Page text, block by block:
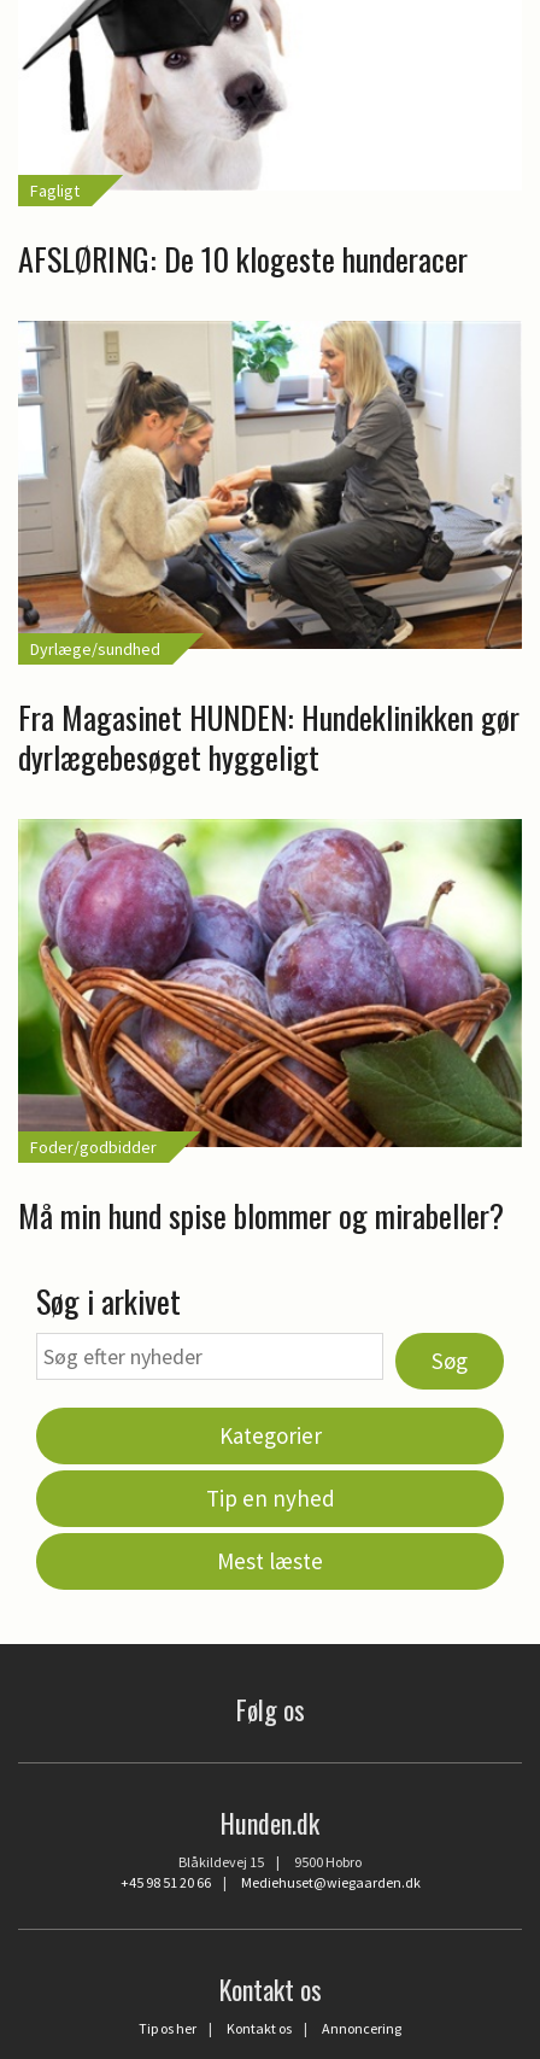
Fagligt
AFSLØRING: De 10 klogeste hunderacer
Dyrlæge/sundhed
Fra Magasinet HUNDEN: Hundeklinikken gør
dyrlægebesøget hyggeligt
Foder/godbidder
Må min hund spise blommer og mirabeller?
Søg i arkivet
Søg
Kategorier
Tip en nyhed
Mest læste
Følg os
Hunden.dk
Blåkildevej 15 | 9500 Hobro
+45 98 51 20 66| Mediehuset@wiegaarden.dk
Kontakt os
Tip os her | Kontakt os | Annoncering